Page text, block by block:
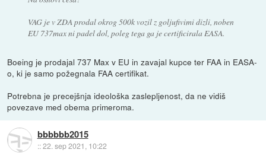
VAG je v ZDA prodal okrog 500k vozil z goljufivimi dizli, noben
EU 737max ni padel dol, poleg tega ga je certificirala EASA.
Boeing je prodajal 737 Max v EU in zavajal kupce ter FAA in EASA-
o, ki je samo požegnala FAA certifikat.
Potrebna je precejšnja ideološka zaslepljenost, da ne vidiš
povezave med obema primeroma.
bbbbbb2015
::22. sep 2021, 10:22